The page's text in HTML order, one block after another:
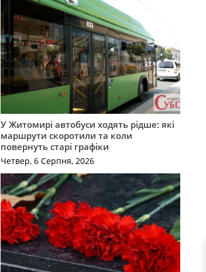
У Житомирі автобуси ходять рідше: які
маршрути скоротили та коли
повернуть старі графіки
Четвер, 6 Серпня, 2026